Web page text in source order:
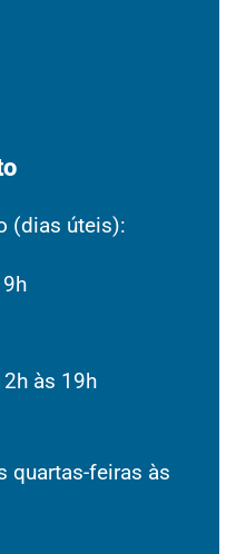
(dias úteis):
às 19h
quartas-feiras às